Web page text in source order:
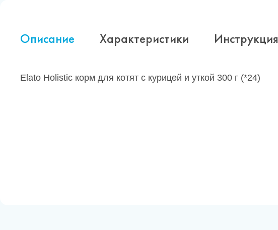
Описание Характеристики Инструкция
Elato Holistic корм для котят с курицей и уткой 300 г (*24)